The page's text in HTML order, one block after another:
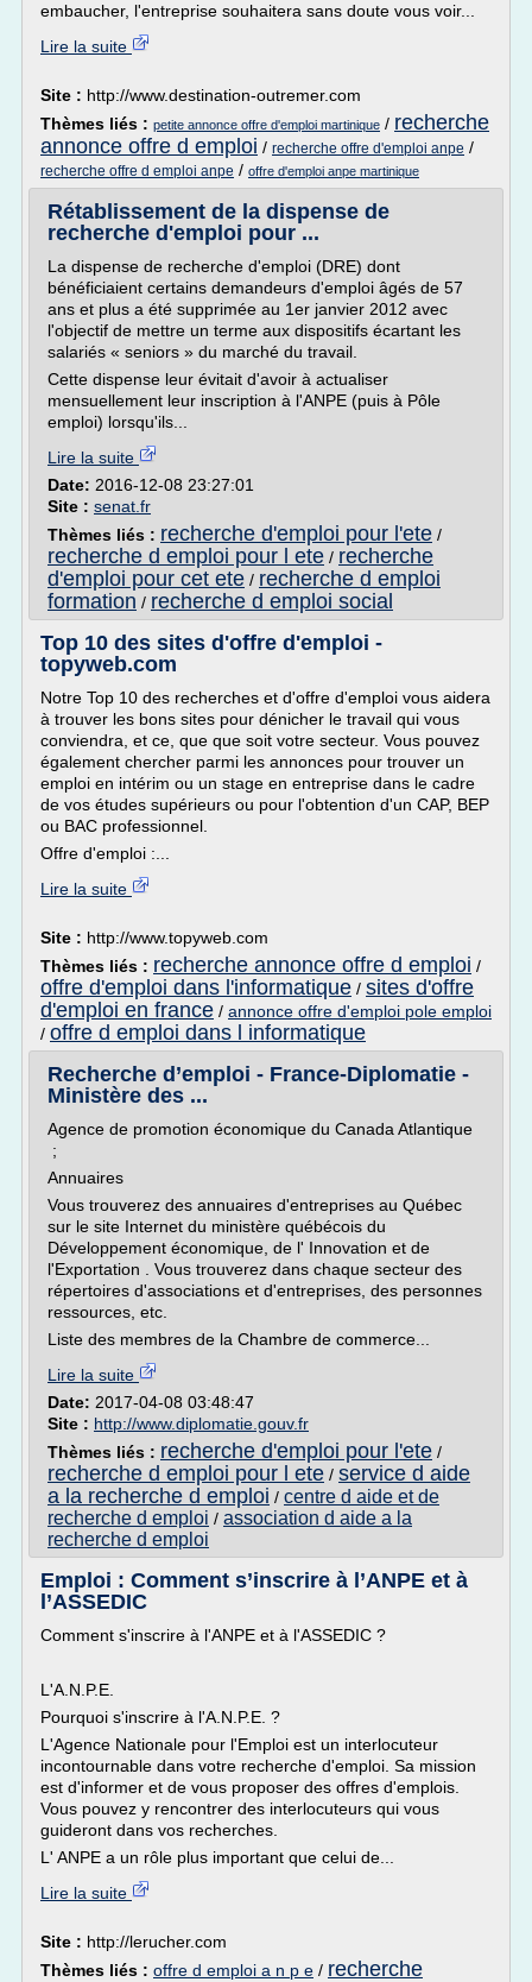
embaucher, l'entreprise souhaitera sans doute vous voir...
Lire la suite
Site : http://www.destination-outremer.com
Thèmes liés : petite annonce offre d'emploi martinique / recherche
annonce offre d emploi / recherche offre d'emploi anpe /
recherche offre d emploi anpe / offre d'emploi anpe martinique
Rétablissement de la dispense de
recherche d'emploi pour ...
La dispense de recherche d'emploi (DRE) dont
bénéficiaient certains demandeurs d'emploi âgés de 57
ans et plus a été supprimée au 1er janvier 2012 avec
l'objectif de mettre un terme aux dispositifs écartant les
salariés « seniors » du marché du travail.
Cette dispense leur évitait d'avoir à actualiser
mensuellement leur inscription à l'ANPE (puis à Pôle
emploi) lorsqu'ils...
Lire la suite
Date: 2016-12-08 23:27:01
Site : senat.fr
Thèmes liés : recherche d'emploi pour l'ete /
recherche d emploi pour l ete / recherche
d'emploi pour cet ete / recherche d emploi
formation / recherche d emploi social
Top 10 des sites d'offre d'emploi -
topyweb.com
Notre Top 10 des recherches et d'offre d'emploi vous aidera
à trouver les bons sites pour dénicher le travail qui vous
conviendra, et ce, que que soit votre secteur. Vous pouvez
également chercher parmi les annonces pour trouver un
emploi en intérim ou un stage en entreprise dans le cadre
de vos études supérieurs ou pour l'obtention d'un CAP, BEP
ou BAC professionnel.
Offre d'emploi :...
Lire la suite
Site : http://www.topyweb.com
Thèmes liés : recherche annonce offre d emploi /
offre d'emploi dans l'informatique / sites d'offre
d'emploi en france / annonce offre d'emploi pole emploi
/ offre d emploi dans l informatique
Recherche d’emploi - France-Diplomatie -
Ministère des ...
Agence de promotion économique du Canada Atlantique
;
Annuaires
Vous trouverez des annuaires d'entreprises au Québec
sur le site Internet du ministère québécois du
Développement économique, de l' Innovation et de
l'Exportation . Vous trouverez dans chaque secteur des
répertoires d'associations et d'entreprises, des personnes
ressources, etc.
Liste des membres de la Chambre de commerce...
Lire la suite
Date: 2017-04-08 03:48:47
Site : http://www.diplomatie.gouv.fr
Thèmes liés : recherche d'emploi pour l'ete /
recherche d emploi pour l ete / service d aide
a la recherche d emploi / centre d aide et de
recherche d emploi / association d aide a la
recherche d emploi
Emploi : Comment s’inscrire à l’ANPE et à
l’ASSEDIC
Comment s'inscrire à l'ANPE et à l'ASSEDIC ?
L'A.N.P.E.
Pourquoi s'inscrire à l'A.N.P.E. ?
L'Agence Nationale pour l'Emploi est un interlocuteur
incontournable dans votre recherche d'emploi. Sa mission
est d'informer et de vous proposer des offres d'emplois.
Vous pouvez y rencontrer des interlocuteurs qui vous
guideront dans vos recherches.
L' ANPE a un rôle plus important que celui de...
Lire la suite
Site : http://lerucher.com
Thèmes liés : offre d emploi a n p e / recherche